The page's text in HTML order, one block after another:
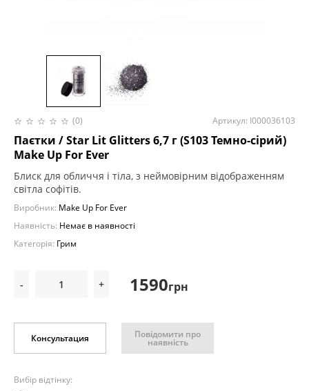
(0) Артикул: І000036103
Паєтки / Star Lit Glitters 6,7 г (S103 Темно-сірий)
Make Up For Ever
Блиск для обличчя і тіла, з неймовірним відображенням
світла софітів.
Виробник: Make Up For Ever
Наявність: Немає в наявності
Категорія: Грим
- + 1590грн
Консультация Повідомити про
наявність
Вибір відтінку: